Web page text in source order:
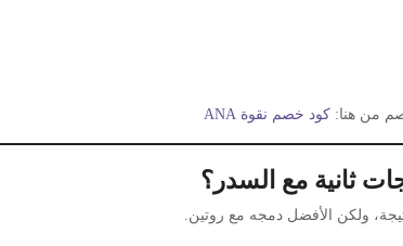
من هنا: كود خصم نقوة ANA
ثانية مع السدر؟
ولكن الأفضل دمجه مع روتين.